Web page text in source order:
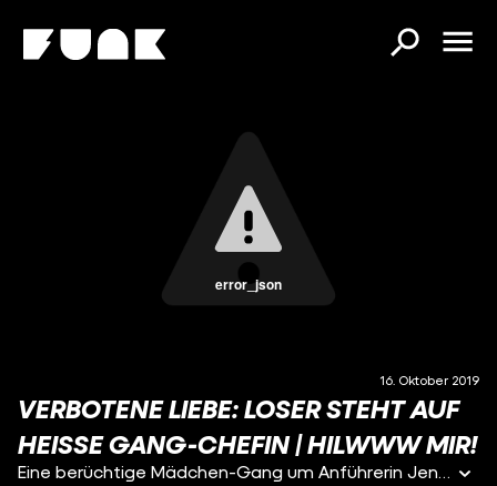
error_json
16. Oktober 2019
VERBOTENE LIEBE: LOSER STEHT AUF
HEISSE GANG-CHEFIN | HILWWW MIR!
Eine berüchtige Mädchen-Gang um Anführerin Jenny (17) macht Dima (16), Dennis (16) und Benni (16) das Leben zur Hölle. Bis sich die drei tapferen Loser dazu entschließen, dem Horror ein Ende zu machen...